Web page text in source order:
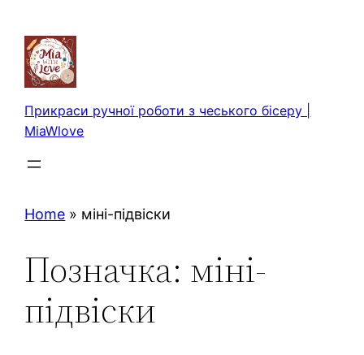
вмісту
Прикраси ручної роботи з чеського бісеру |
MiaWlove
Home » міні-підвіски
Позначка: міні-
підвіски